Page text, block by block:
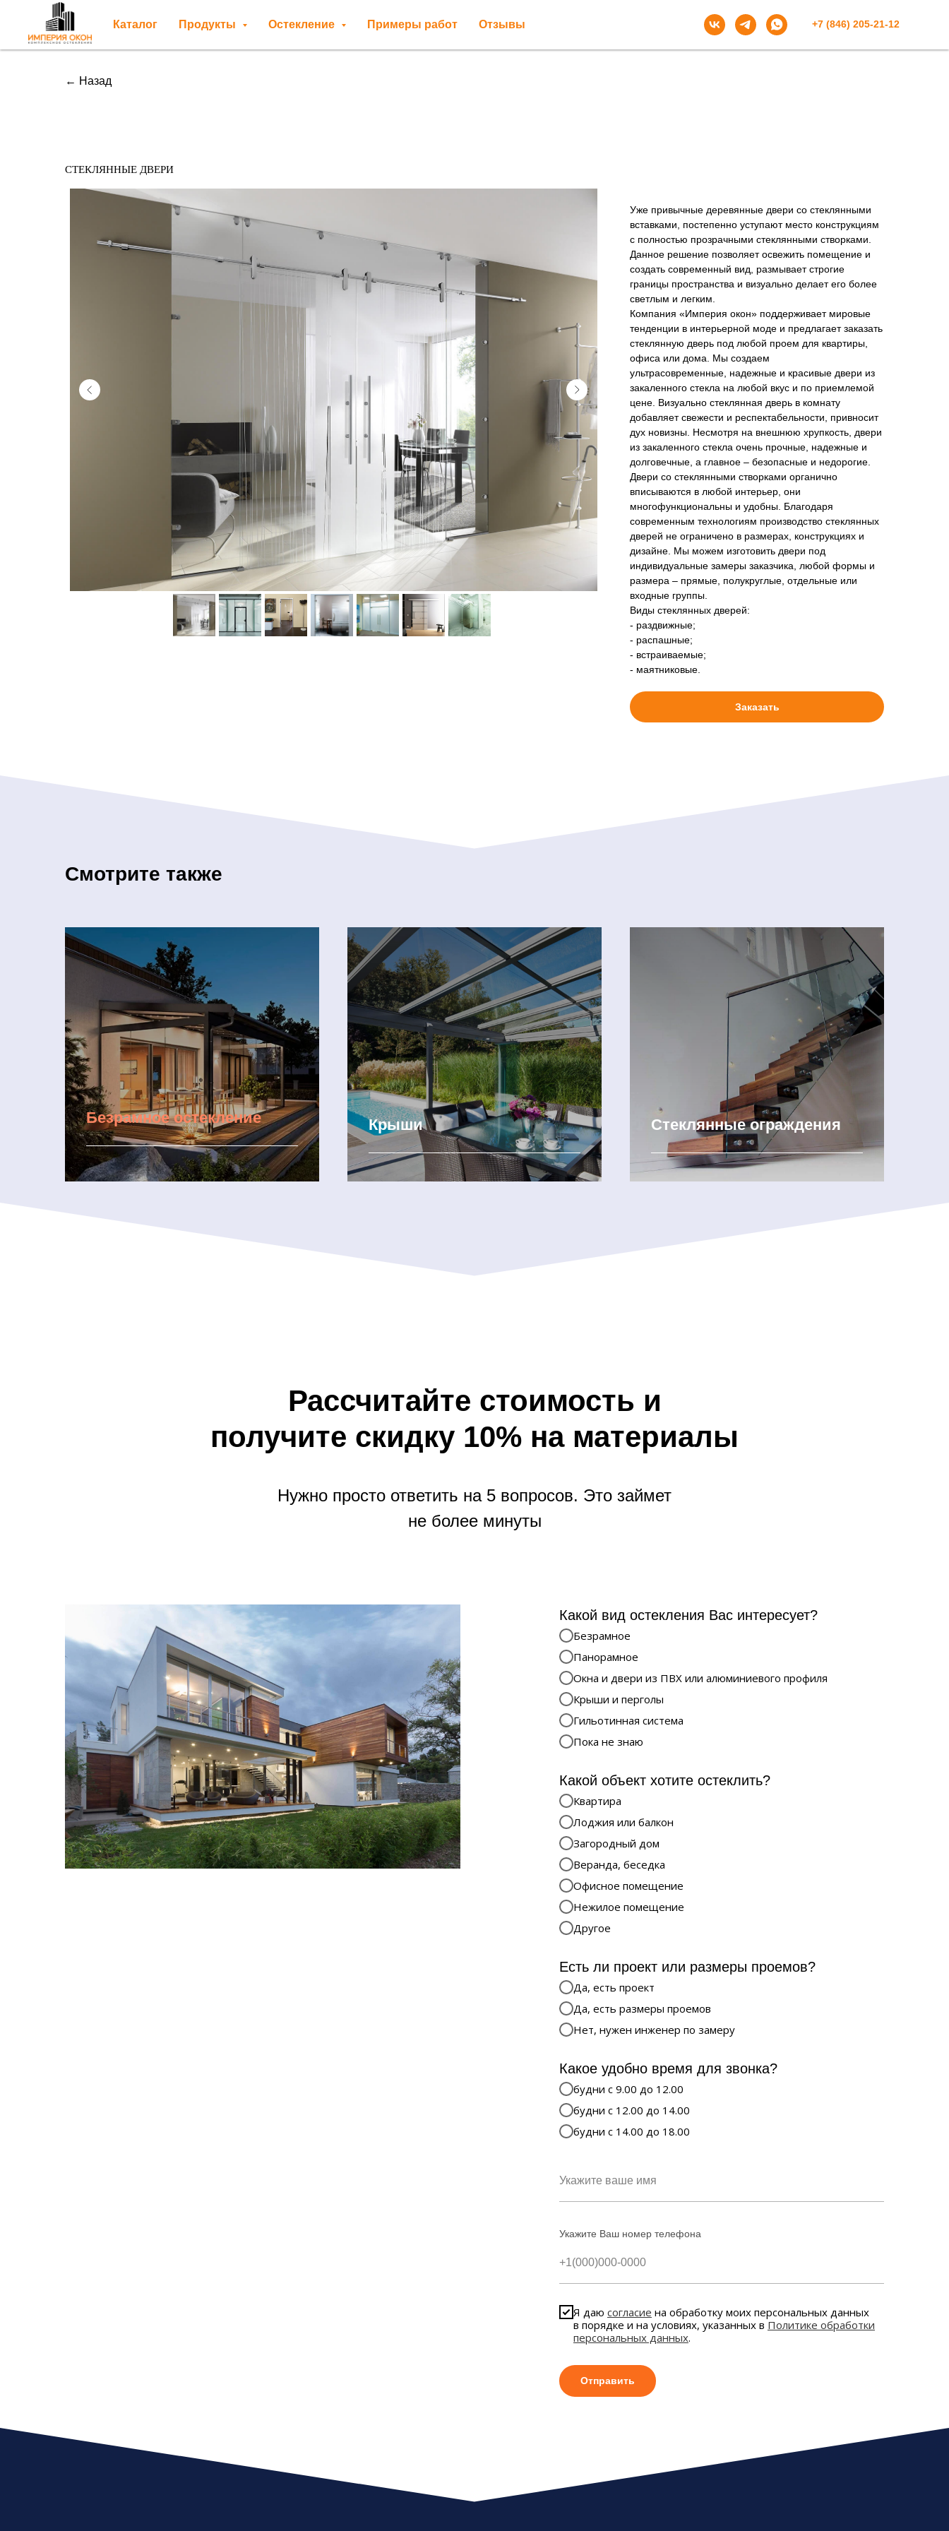
Каталог Продукты Остекление Примеры работ Отзывы +7 (846) 205-21-12
← Назад
СТЕКЛЯННЫЕ ДВЕРИ
Уже привычные деревянные двери со стеклянными
вставками, постепенно уступают место конструкциям
с полностью прозрачными стеклянными створками.
Данное решение позволяет освежить помещение и
создать современный вид, размывает строгие
границы пространства и визуально делает его более
светлым и легким.
Компания «Империя окон» поддерживает мировые
тенденции в интерьерной моде и предлагает заказать
стеклянную дверь под любой проем для квартиры,
офиса или дома. Мы создаем
ультрасовременные, надежные и красивые двери из
закаленного стекла на любой вкус и по приемлемой
цене. Визуально стеклянная дверь в комнату
добавляет свежести и респектабельности, привносит
дух новизны. Несмотря на внешнюю хрупкость, двери
из закаленного стекла очень прочные, надежные и
долговечные, а главное – безопасные и недорогие.
Двери со стеклянными створками органично
вписываются в любой интерьер, они
многофункциональны и удобны. Благодаря
современным технологиям производство стеклянных
дверей не ограничено в размерах, конструкциях и
дизайне. Мы можем изготовить двери под
индивидуальные замеры заказчика, любой формы и
размера – прямые, полукруглые, отдельные или
входные группы.
Виды стеклянных дверей:
- раздвижные;
- распашные;
- встраиваемые;
- маятниковые.
Заказать
Смотрите также
Безрамное остекление
Подробнее
Крыши Стеклянные ограждения
Рассчитайте стоимость и
получите скидку 10% на материалы
Нужно просто ответить на 5 вопросов. Это займет
не более минуты
Какой вид остекления Вас интересует?
Безрамное
Панорамное
Окна и двери из ПВХ или алюминиевого профиля
Крыши и перголы
Гильотинная система
Пока не знаю
Какой объект хотите остеклить?
Квартира
Лоджия или балкон
Загородный дом
Веранда, беседка
Офисное помещение
Нежилое помещение
Другое
Есть ли проект или размеры проемов?
Да, есть проект
Да, есть размеры проемов
Нет, нужен инженер по замеру
Какое удобно время для звонка?
будни с 9.00 до 12.00
будни с 12.00 до 14.00
будни с 14.00 до 18.00
Укажите Ваш номер телефона
Я даю согласие на обработку моих персональных данных
в порядке и на условиях, указанных в Политике обработки
персональных данных.
Отправить